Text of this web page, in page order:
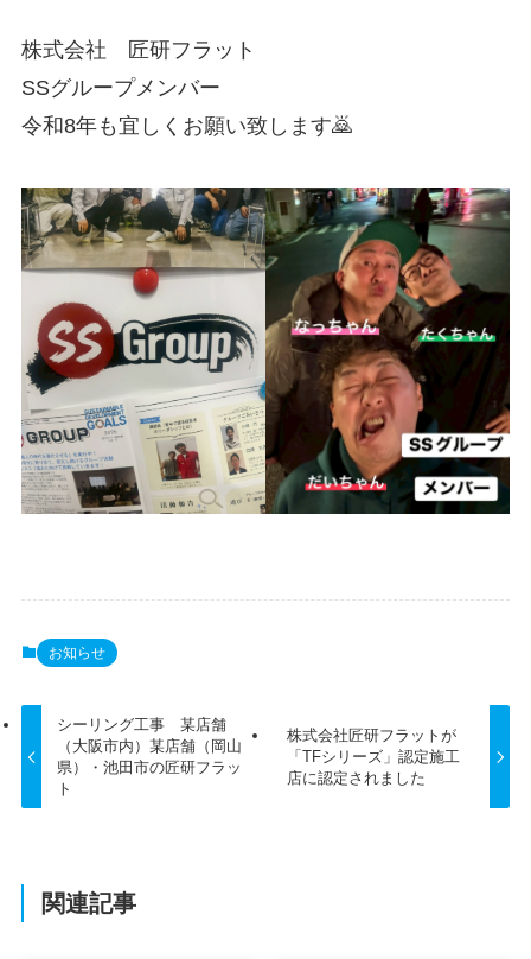
株式会社 匠研フラット
SSグループメンバー
令和8年も宜しくお願い致します🙇
お知らせ
シーリング工事 某店舗
（大阪市内）某店舗（岡山
県）・池田市の匠研フラッ
ト
株式会社匠研フラットが
「TFシリーズ」認定施工
店に認定されました
関連記事